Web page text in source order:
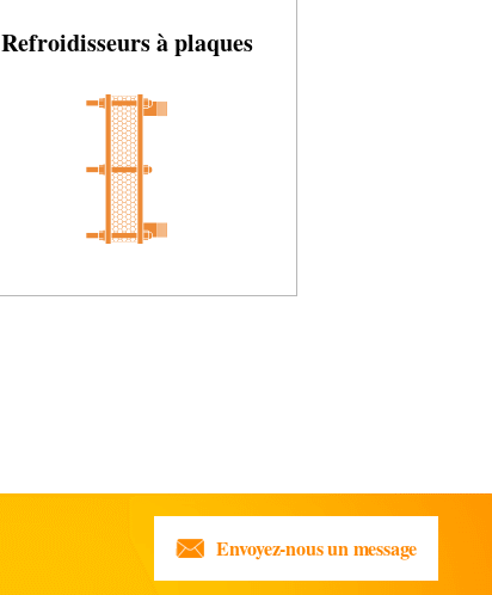
Refroidisseurs à plaques
Envoyez-nous un message